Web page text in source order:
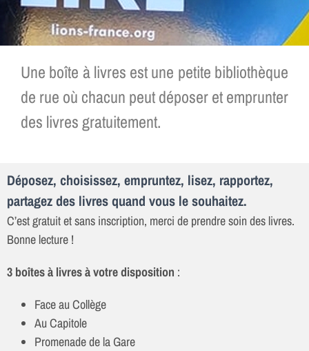
Une boîte à livres est une petite bibliothèque
de rue où chacun peut déposer et emprunter
des livres gratuitement.
Déposez, choisissez, empruntez, lisez, rapportez,
partagez des livres quand vous le souhaitez.
C’est gratuit et sans inscription, merci de prendre soin des livres.
Bonne lecture !
3 boîtes à livres à votre disposition :
Face au Collège
Au Capitole
Promenade de la Gare